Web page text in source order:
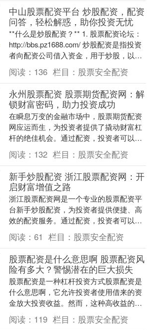
中山股票配资平台 炒股配资，配资
问答，轻松解惑，助你投资无忧
**什么是炒股配资？** 1. 股票配资论坛：
http://bbs.pz1688.com/ 炒股配资是指投资
者向配资公司借入资金，用于炒股，以放
大收益。 **配....
阅读： 136 栏目： 股票安全配资
永州股票配资 股票期货配资网：解
锁财富密码，助力投资成功
在瞬息万变的金融市场中，股票期货配资
网应运而生，为投资者提供了撬动财富杠
杆的绝佳机会。通过配资，投资者可以放
大资金规模，提升投资收益率永州股票配
资，从而解锁财富....
阅读： 132 栏目： 股票安全配资
新手炒股配资 浙江股票配资网：开
启财富增值之路
浙江股票配资网是一个专业的股票配资平
台新手炒股配资，为投资者提供便捷、高
效的配资服务。通过配资，投资者可以放
大资金杠杆，提升投资收益率。 * **快速
入市：**....
阅读： 61 栏目： 股票安全配资
股票配资是什么意思啊 股票配资风
险有多大？警惕潜在的巨大损失
股票配资是一种杠杆投资方式股票配资是
什么意思啊，它允许投资者使用借来的资
金放大投资收益。然而，这种高收益的诱
惑背后也隐藏着巨大的风险。 * **信誉和
监管：**....
阅读： 119 栏目： 股票安全配资